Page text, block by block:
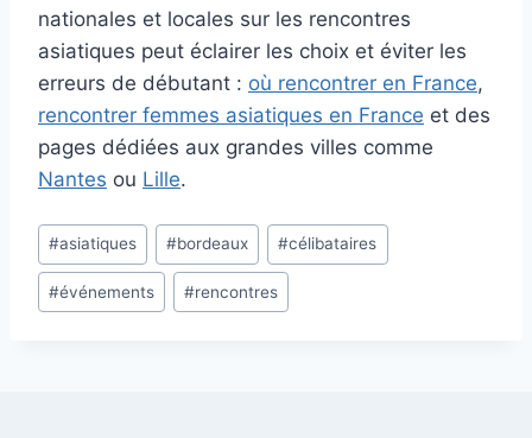
nationales et locales sur les rencontres
asiatiques peut éclairer les choix et éviter les
erreurs de débutant : où rencontrer en France,
rencontrer femmes asiatiques en France et des
pages dédiées aux grandes villes comme
Nantes ou Lille.
Étiquettes
de
la
#asiatiques #bordeaux #célibataires
#événements #rencontres